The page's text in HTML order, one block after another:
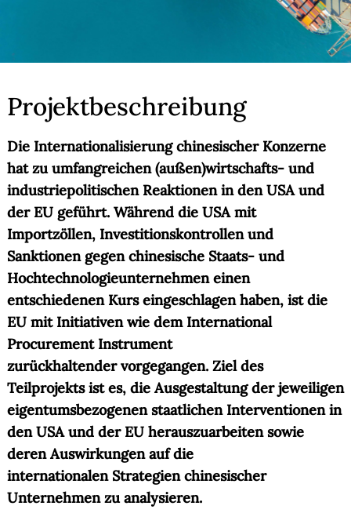
Projektbeschreibung
Die Internationalisierung chinesischer Konzerne
hat zu umfangreichen (außen)wirtschafts- und
industriepolitischen Reaktionen in den USA und
der EU geführt. Während die USA mit
Importzöllen, Investitionskontrollen und
Sanktionen gegen chinesische Staats- und
Hochtechnologieunternehmen einen
entschiedenen Kurs eingeschlagen haben, ist die
EU mit Initiativen wie dem International
Procurement Instrument
zurückhaltender vorgegangen. Ziel des
Teilprojekts ist es, die Ausgestaltung der jeweiligen
eigentumsbezogenen staatlichen Interventionen in
den USA und der EU herauszuarbeiten sowie
deren Auswirkungen auf die
internationalen Strategien chinesischer
Unternehmen zu analysieren.